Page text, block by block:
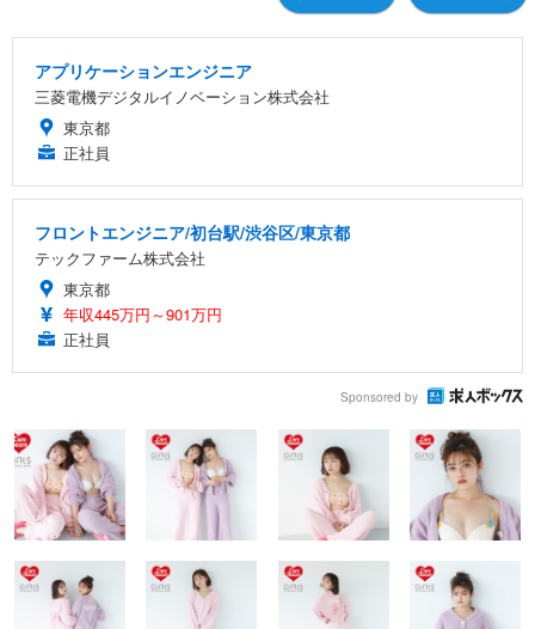
アプリケーションエンジニア
三菱電機デジタルイノベーション株式会社
東京都
正社員
フロントエンジニア/初台駅/渋谷区/東京都
テックファーム株式会社
東京都
年収445万円～901万円
正社員
Sponsored by